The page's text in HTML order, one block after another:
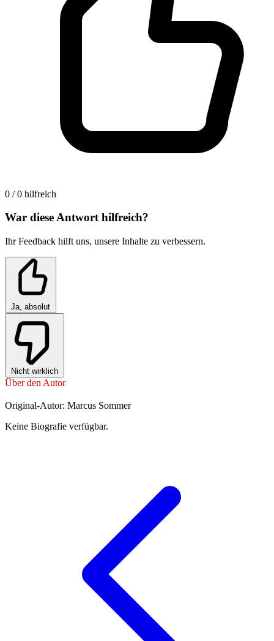
0 / 0 hilfreich
War diese Antwort hilfreich?
Ihr Feedback hilft uns, unsere Inhalte zu verbessern.
Ja, absolut
Nicht wirklich
Über den Autor
Original-Autor: Marcus Sommer
Keine Biografie verfügbar.